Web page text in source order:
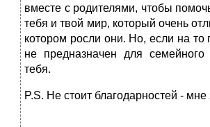
вместе с родителями, чтобы
тебя и твой мир, который очень
котором росли они. Но, если на то
не предназначен для
тебя.
P.S. Не стоит благодарностей - мне